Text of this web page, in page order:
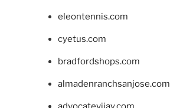
eleontennis.com
cyetus.com
bradfordshops.com
almadenranchsanjose.com